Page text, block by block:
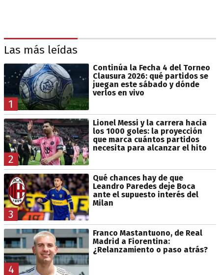
Las más leídas
1
Continúa la Fecha 4 del Torneo
Clausura 2026: qué partidos se
juegan este sábado y dónde
verlos en vivo
2
Lionel Messi y la carrera hacia
los 1000 goles: la proyección
que marca cuántos partidos
necesita para alcanzar el hito
3
Qué chances hay de que
Leandro Paredes deje Boca
ante el supuesto interés del
Milan
4
Franco Mastantuono, de Real
Madrid a Fiorentina:
¿Relanzamiento o paso atrás?